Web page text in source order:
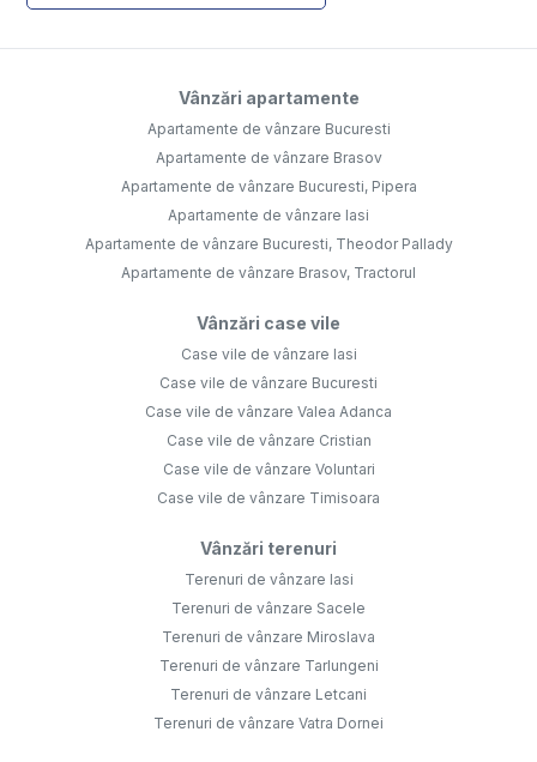
Vânzări apartamente
Apartamente de vânzare Bucuresti
Apartamente de vânzare Brasov
Apartamente de vânzare Bucuresti, Pipera
Apartamente de vânzare Iasi
Apartamente de vânzare Bucuresti, Theodor Pallady
Apartamente de vânzare Brasov, Tractorul
Vânzări case vile
Case vile de vânzare Iasi
Case vile de vânzare Bucuresti
Case vile de vânzare Valea Adanca
Case vile de vânzare Cristian
Case vile de vânzare Voluntari
Case vile de vânzare Timisoara
Vânzări terenuri
Terenuri de vânzare Iasi
Terenuri de vânzare Sacele
Terenuri de vânzare Miroslava
Terenuri de vânzare Tarlungeni
Terenuri de vânzare Letcani
Terenuri de vânzare Vatra Dornei